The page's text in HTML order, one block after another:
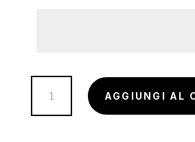
solidali
AGGIUNGI AL